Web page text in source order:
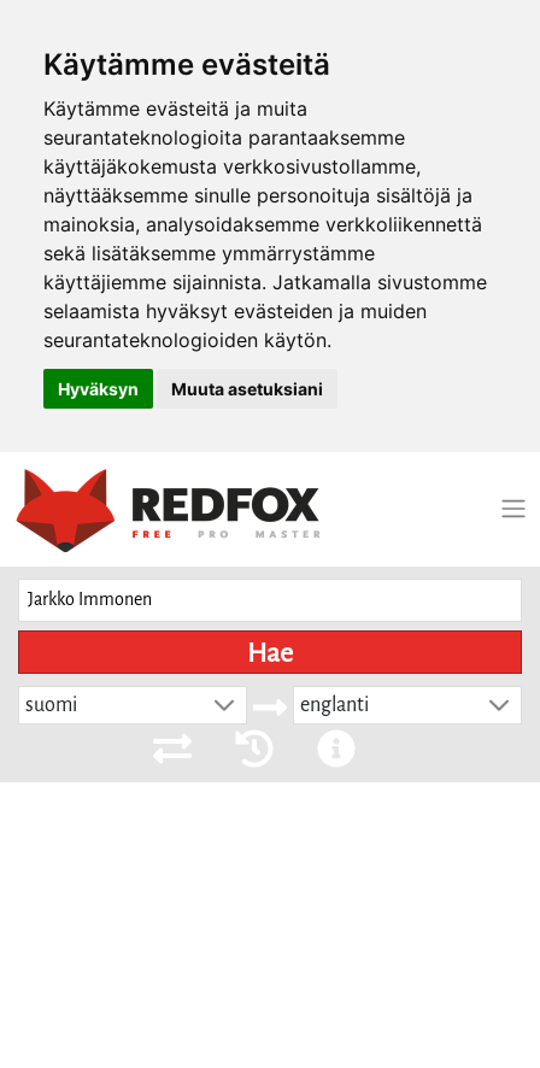
Käytämme evästeitä
Käytämme evästeitä ja muita
seurantateknologioita parantaaksemme
käyttäjäkokemusta verkkosivustollamme,
näyttääksemme sinulle personoituja sisältöjä ja
mainoksia, analysoidaksemme verkkoliikennettä
sekä lisätäksemme ymmärrystämme
käyttäjiemme sijainnista. Jatkamalla sivustomme
selaamista hyväksyt evästeiden ja muiden
seurantateknologioiden käytön.
Hyväksyn Muuta asetuksiani
Hae
suomi englanti